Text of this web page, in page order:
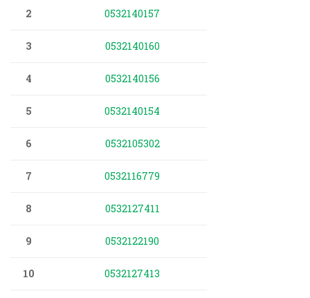
2 0532140157
3 0532140160
4 0532140156
5 0532140154
6 0532105302
7 0532116779
8 0532127411
9 0532122190
10 0532127413